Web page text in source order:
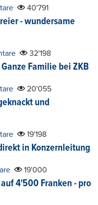
40'791
- wundersame
32'198
Familie bei ZKB
20'055
und
19'198
in Konzernleitung
19'000
4'500 Franken - pro